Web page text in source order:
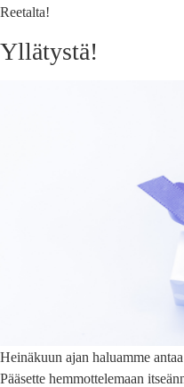
Reetalta!
Yllätystä!
Heinäkuun ajan haluamme antaa
Pääsette hemmottelemaan